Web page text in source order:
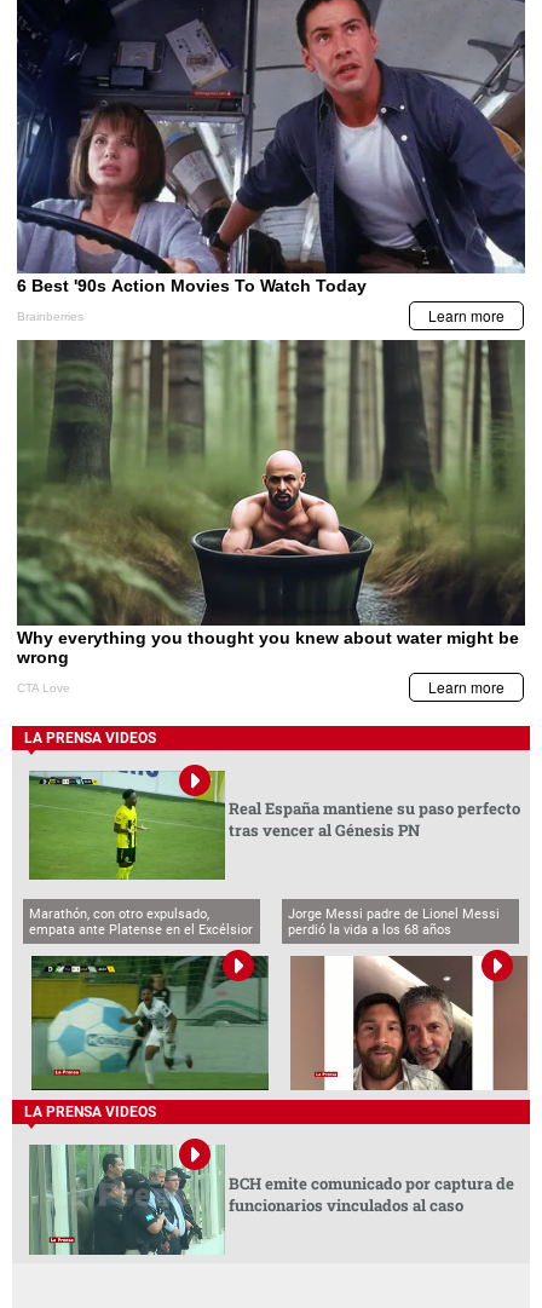
LA PRENSA VIDEOS
Real España mantiene su paso perfecto
tras vencer al Génesis PN
Marathón, con otro expulsado,
empata ante Platense en el Excélsior
Jorge Messi padre de Lionel Messi
perdió la vida a los 68 años
LA PRENSA VIDEOS
BCH emite comunicado por captura de
funcionarios vinculados al caso